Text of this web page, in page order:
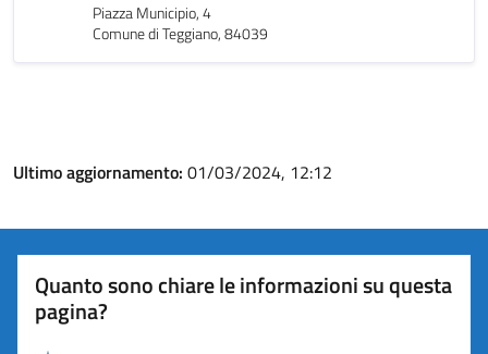
Piazza Municipio, 4
Comune di Teggiano, 84039
Ultimo aggiornamento: 01/03/2024, 12:12
Quanto sono chiare le informazioni su questa
pagina?